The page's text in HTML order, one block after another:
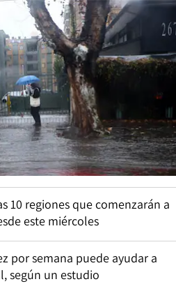
10 regiones que comenzarán a
este miércoles
por semana puede ayudar a
según un estudio